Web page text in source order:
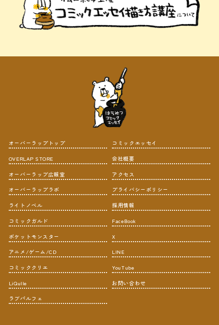
オーバーラップトップ
OVERLAP STORE
オーバーラップ広報室
オーバーラップラボ
ライトノベル
コミックガルド
ポケットモンスター
アニメ/ゲーム/CD
コミッククリエ
LiQulle
ラブパルフェ
コミックエッセイ
会社概要
アクセス
プライバシーポリシー
採用情報
FaceBook
X
LINE
YouTube
お問い合わせ